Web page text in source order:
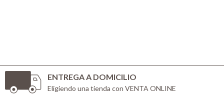
ENTREGA A DOMICILIO
Eligiendo una tienda con VENTA ONLINE